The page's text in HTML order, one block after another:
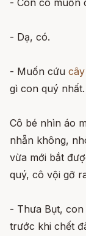
- Dạ, có.
- Muốn cứu
gì con quý nhất.
Cô bé nhìn áo
nhẵn không,
vừa mới bắt
quý, cô vội gỡ
- Thưa Bụt,
trước khi chết